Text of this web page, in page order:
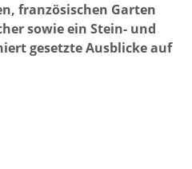
französischen Garten
sowie ein Stein- und
gesetzte Ausblicke auf